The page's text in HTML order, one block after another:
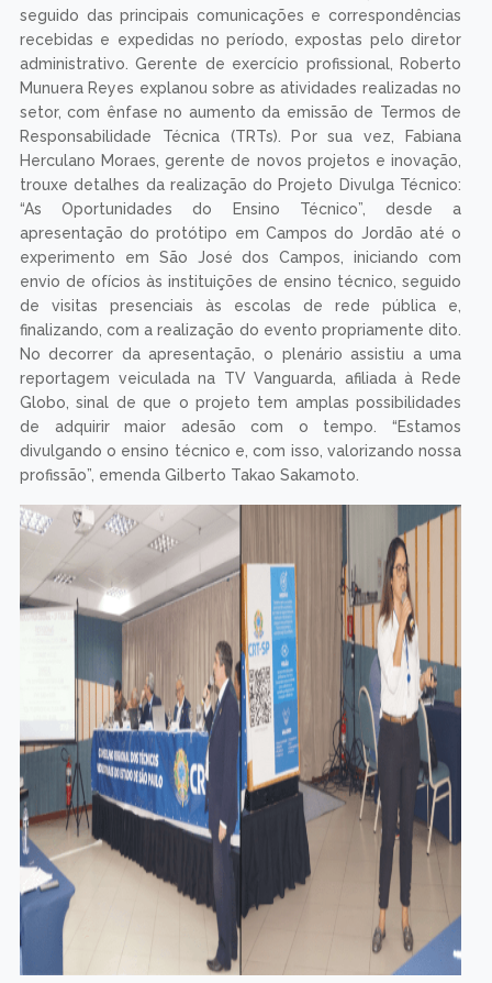
seguido das principais comunicações e correspondências
recebidas e expedidas no período, expostas pelo diretor
administrativo. Gerente de exercício profissional, Roberto
Munuera Reyes explanou sobre as atividades realizadas no
setor, com ênfase no aumento da emissão de Termos de
Responsabilidade Técnica (TRTs). Por sua vez, Fabiana
Herculano Moraes, gerente de novos projetos e inovação,
trouxe detalhes da realização do Projeto Divulga Técnico:
“As Oportunidades do Ensino Técnico”, desde a
apresentação do protótipo em Campos do Jordão até o
experimento em São José dos Campos, iniciando com
envio de ofícios às instituições de ensino técnico, seguido
de visitas presenciais às escolas de rede pública e,
finalizando, com a realização do evento propriamente dito.
No decorrer da apresentação, o plenário assistiu a uma
reportagem veiculada na TV Vanguarda, afiliada à Rede
Globo, sinal de que o projeto tem amplas possibilidades
de adquirir maior adesão com o tempo. “Estamos
divulgando o ensino técnico e, com isso, valorizando nossa
profissão”, emenda Gilberto Takao Sakamoto.